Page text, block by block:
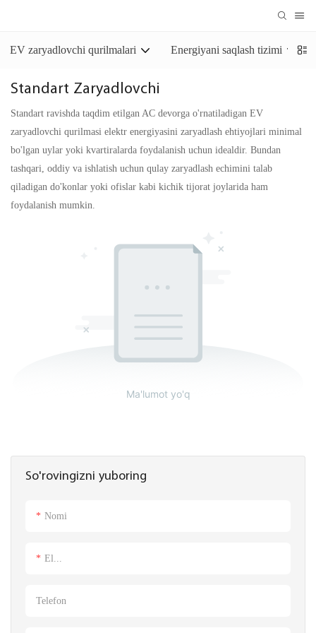
EV zaryadlovchi qurilmalari Energiyani saqlash tizimi
Standart Zaryadlovchi
Standart ravishda taqdim etilgan AC devorga o'rnatiladigan EV
zaryadlovchi qurilmasi elektr energiyasini zaryadlash ehtiyojlari minimal
bo'lgan uylar yoki kvartiralarda foydalanish uchun idealdir. Bundan
tashqari, oddiy va ishlatish uchun qulay zaryadlash echimini talab
qiladigan do'konlar yoki ofislar kabi kichik tijorat joylarida ham
foydalanish mumkin.
So'rovingizni yuboring
Nomi
El...
Telefon
Ma'lumot yo'q